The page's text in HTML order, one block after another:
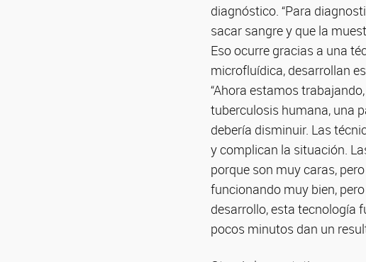
diagnóstico. “Para
sacar sangre y que la
Eso ocurre gracias a una
microfluídica, desarrollan
“Ahora estamos
tuberculosis humana, una
debería disminuir. Las
y complican la situación.
porque son muy caras,
funcionando muy bien,
desarrollo, esta tecnología
pocos minutos dan un